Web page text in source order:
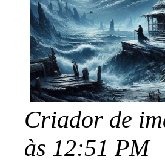
Criador de
às 12:51 PM